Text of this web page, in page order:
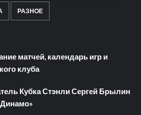
РАЗНОЕ
матчей, календарь игр и
клуба
Кубка Стэнли Сергей Брылин